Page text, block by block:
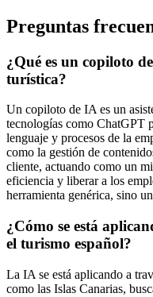
Preguntas
¿Qué es un copiloto
turística?
Un copiloto de IA es un
tecnologías como ChatGPT
lenguaje y procesos de la
como la gestión de
cliente, actuando como un
eficiencia y liberar a los
herramienta genérica, sino
¿Cómo se está
el turismo español?
La IA se está aplicando a
como las Islas Canarias,